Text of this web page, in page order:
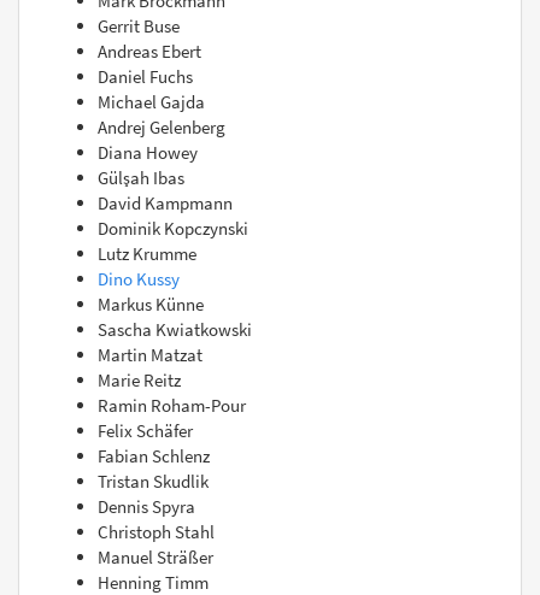
Gerrit Buse
Andreas Ebert
Daniel Fuchs
Michael Gajda
Andrej Gelenberg
Diana Howey
Gülşah Ibas
David Kampmann
Dominik Kopczynski
Lutz Krumme
Dino Kussy
Markus Künne
Sascha Kwiatkowski
Martin Matzat
Marie Reitz
Ramin Roham-Pour
Felix Schäfer
Fabian Schlenz
Tristan Skudlik
Dennis Spyra
Christoph Stahl
Manuel Sträßer
Henning Timm